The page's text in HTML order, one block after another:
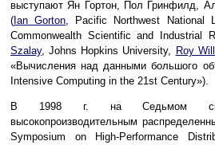
выступают Ян Гортон, Пол Гринфилд,
( Ian Gorton, Pacific Northwest National
Commonwealth Scientific and Industrial
Szalay, Johns Hopkins University, Roy
«Вычисления над данными большого
Intensive Computing in the 21st Century»).
В 1998 г. на Седьмом
высокопроизводительным
Symposium on High-Performance